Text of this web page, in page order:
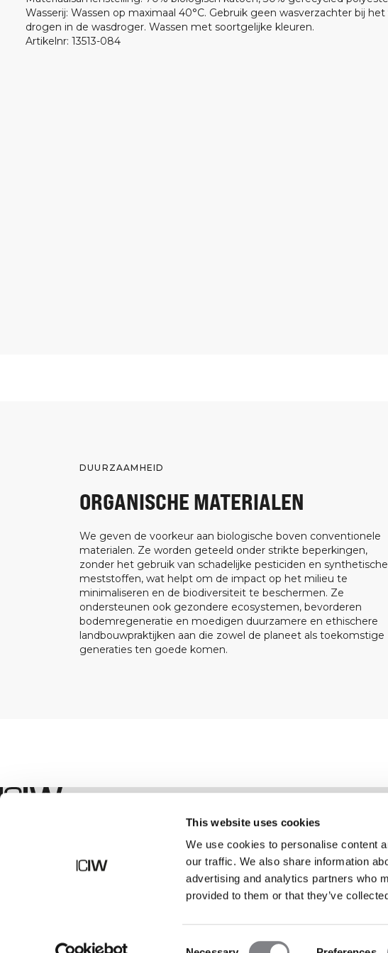
This website uses cookies
We use cookies to personalise content
our traffic. We also share information
advertising and analytics partners who
provided to them or that they’ve
Wasserij: Wassen op maximaal 40°C. Gebruik geen wasverzachter bij
drogen in de wasdroger. Wassen met soortgelijke kleuren.
Artikelnr: 13513-084
DUURZAAMHEID
ORGANISCHE MATERIALEN
We geven de voorkeur aan biologische boven conventionele
materialen. Ze worden geteeld onder strikte beperkingen,
zonder het gebruik van schadelijke pesticiden en synthetische
meststoffen, wat helpt om de impact op het milieu te
minimaliseren en de biodiversiteit te beschermen. Ze
ondersteunen ook gezondere ecosystemen, bevorderen
bodemregeneratie en moedigen duurzamere en ethischere
landbouwpraktijken aan die zowel de planeet als toekomstige
generaties ten goede komen.